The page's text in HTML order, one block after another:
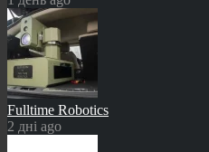
Fulltime Robotics
2 дні ago